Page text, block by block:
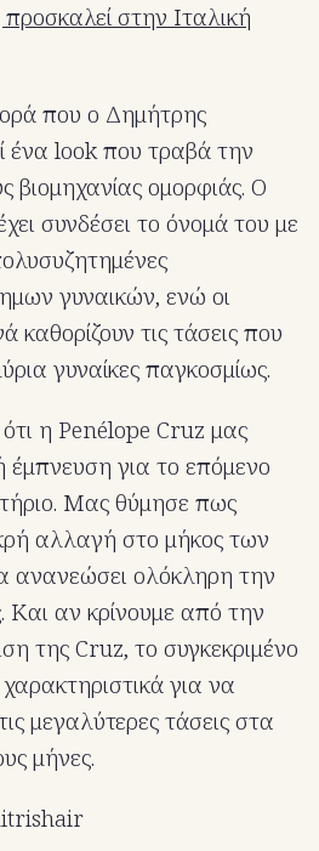
στην Ιταλική
που ο Δημήτρης
ένα look που τραβά την
βιομηχανίας ομορφιάς. Ο
συνδέσει το όνομά του με
γυναικών, ενώ οι
καθορίζουν τις τάσεις που
γυναίκες παγκοσμίως.
ότι η Penélope Cruz μας
για το επόμενο
Μας θύμησε πως
αλλαγή στο μήκος των
ανανεώσει ολόκληρη την
Και αν κρίνουμε από την
της Cruz, το συγκεκριμένο
για να
μεγαλύτερες τάσεις στα
μήνες.